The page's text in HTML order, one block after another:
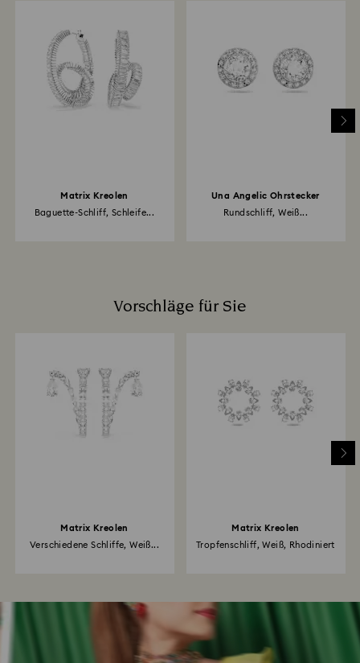
Matrix Kreolen
Baguette-Schliff, Schleife...
Una Angelic Ohrstecker
Rundschliff, Weiß...
Vorschläge für Sie
Matrix Kreolen
Verschiedene Schliffe, Weiß...
Matrix Kreolen
Tropfenschliff, Weiß, Rhodiniert